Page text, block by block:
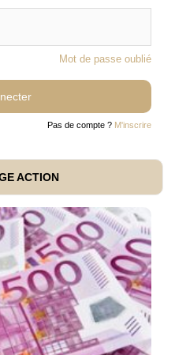
Mot de passe oublié
Pas de compte ? M'inscrire
ACTION